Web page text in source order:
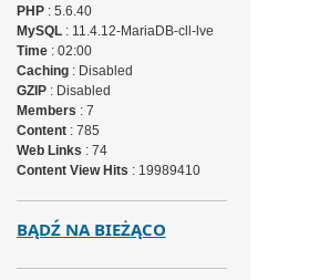
PHP: 5.6.40
MySQL: 11.4.12-MariaDB-cll-lve
Time: 02:00
Caching: Disabled
GZIP: Disabled
Members : 7
Content: 785
Web Links : 74
Content View Hits : 19989410
BĄDŹ NA BIEŻĄCO